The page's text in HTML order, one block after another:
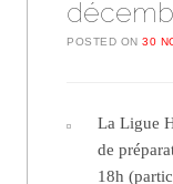
POSTED ON30
La Ligue
de
18h